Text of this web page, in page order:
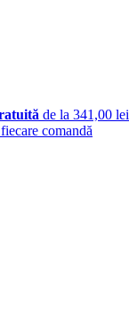
de la 341,00 lei
comandă